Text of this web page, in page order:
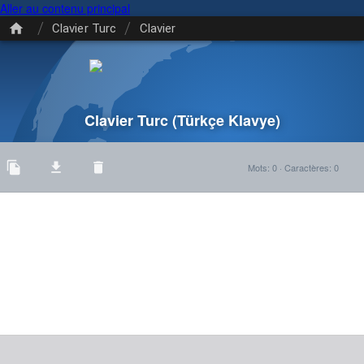
Aller au contenu principal
/ Clavier Turc / Clavier
Clavier Turc(Türkçe Klavye)
Mots: 0· Caractères: 0